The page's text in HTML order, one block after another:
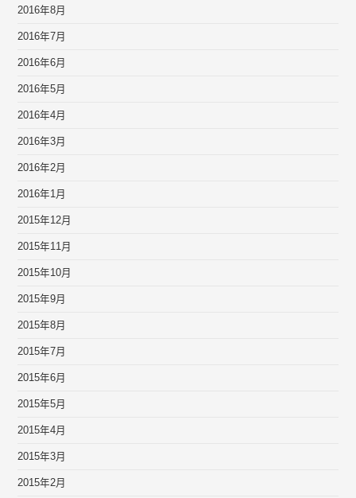
2016年8月
2016年7月
2016年6月
2016年5月
2016年4月
2016年3月
2016年2月
2016年1月
2015年12月
2015年11月
2015年10月
2015年9月
2015年8月
2015年7月
2015年6月
2015年5月
2015年4月
2015年3月
2015年2月